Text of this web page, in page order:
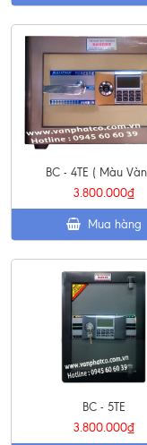
BC - 4TE ( Màu
3.800.000₫
Mua hàng
BC - 5TE
3.800.000₫